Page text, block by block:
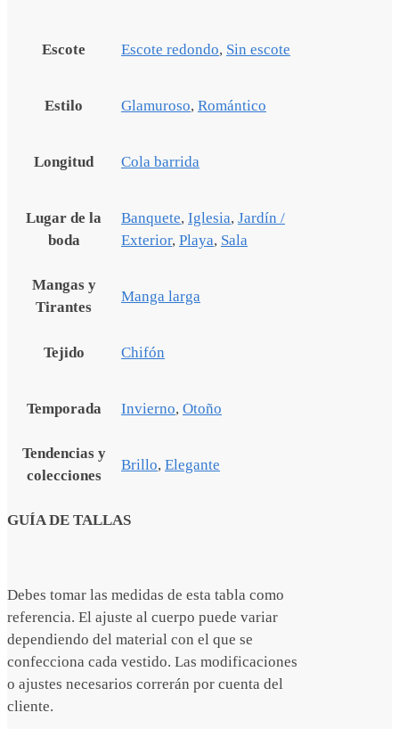
Escote Escote redondo, Sin escote
Estilo Glamuroso, Romántico
Longitud Cola barrida
Lugar de la
boda
Banquete, Iglesia, Jardín /
Exterior, Playa, Sala
Mangas y
Tirantes
Manga larga
Tejido Chifón
Temporada Invierno, Otoño
Tendencias y
colecciones
Brillo, Elegante
GUÍA DE TALLAS
Debes tomar las medidas de esta tabla como
referencia. El ajuste al cuerpo puede variar
dependiendo del material con el que se
confecciona cada vestido. Las modificaciones
o ajustes necesarios correrán por cuenta del
cliente.